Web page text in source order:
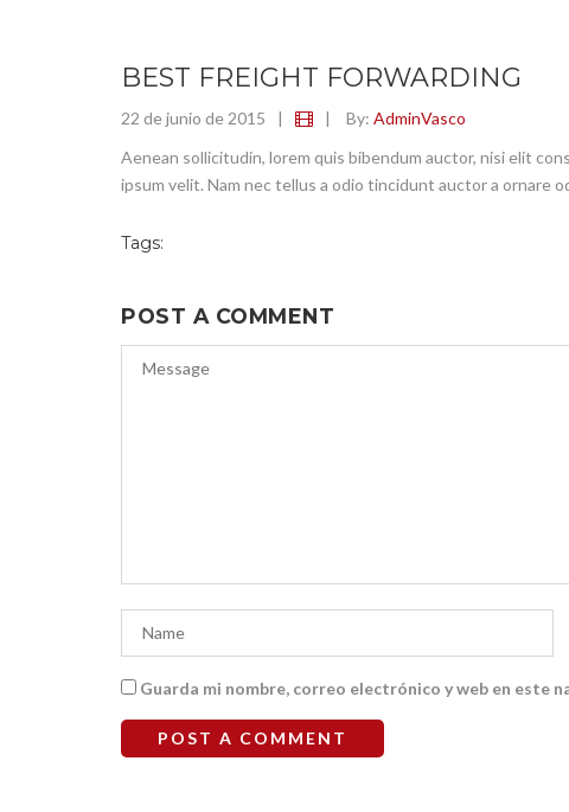
BEST FREIGHT FORWARDING
22 de junio de 2015 | | By: AdminVasco
Aenean sollicitudin, lorem quis bibendum auctor, nisi elit
ipsum velit. Nam nec tellus a odio tincidunt auctor a ornare
Tags:
POST A COMMENT
Guarda mi nombre, correo electrónico y web en este